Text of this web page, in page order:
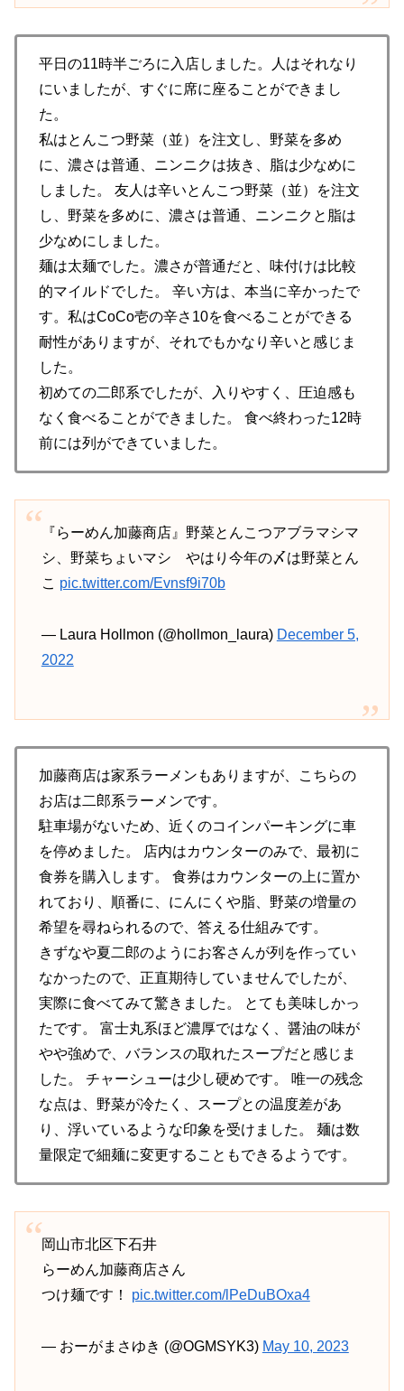
平日の11時半ごろに入店しました。人はそれなり
にいましたが、すぐに席に座ることができまし
た。
私はとんこつ野菜（並）を注文し、野菜を多め
に、濃さは普通、ニンニクは抜き、脂は少なめに
しました。 友人は辛いとんこつ野菜（並）を注文
し、野菜を多めに、濃さは普通、ニンニクと脂は
少なめにしました。
麺は太麺でした。濃さが普通だと、味付けは比較
的マイルドでした。 辛い方は、本当に辛かったで
す。私はCoCo壱の辛さ10を食べることができる
耐性がありますが、それでもかなり辛いと感じま
した。
初めての二郎系でしたが、入りやすく、圧迫感も
なく食べることができました。 食べ終わった12時
前には列ができていました。
『らーめん加藤商店』野菜とんこつアブラマシマ
シ、野菜ちょいマシ やはり今年の〆は野菜とん
こ pic.twitter.com/Evnsf9i70b
— Laura Hollmon (@hollmon_laura) December 5,
2022
加藤商店は家系ラーメンもありますが、こちらの
お店は二郎系ラーメンです。
駐車場がないため、近くのコインパーキングに車
を停めました。 店内はカウンターのみで、最初に
食券を購入します。 食券はカウンターの上に置か
れており、順番に、にんにくや脂、野菜の増量の
希望を尋ねられるので、答える仕組みです。
きずなや夏二郎のようにお客さんが列を作ってい
なかったので、正直期待していませんでしたが、
実際に食べてみて驚きました。 とても美味しかっ
たです。 富士丸系ほど濃厚ではなく、醤油の味が
やや強めで、バランスの取れたスープだと感じま
した。 チャーシューは少し硬めです。 唯一の残念
な点は、野菜が冷たく、スープとの温度差があ
り、浮いているような印象を受けました。 麺は数
量限定で細麺に変更することもできるようです。
岡山市北区下石井
らーめん加藤商店さん
つけ麺です！ pic.twitter.com/lPeDuBOxa4
— おーがまさゆき (@OGMSYK3) May 10, 2023